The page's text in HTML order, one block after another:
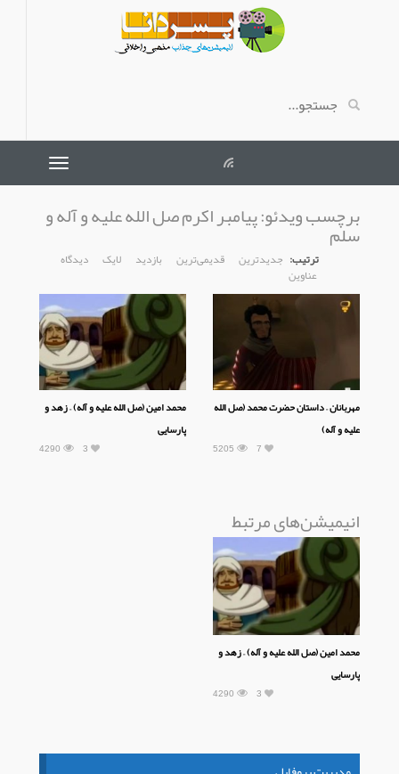
برچسب ویدئو:پیامبر اکرم صل الله علیه و آله و
سلم
ترتیب: جدیدترین قدیمی‌ترین بازدید لایک دیدگاه
عناوین
مهربانان – داستان حضرت محمد (صل الله
علیه و آله)
5205 7
محمد امین (صل الله علیه و آله) – زهد و
پارسایی
4290 3
انیمیشن‌های مرتبط
محمد امین (صل الله علیه و آله) – زهد و
پارسایی
4290 3